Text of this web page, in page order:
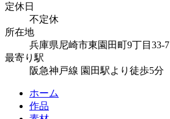
定休日
不定休
所在地
兵庫県尼崎市東園田町9丁目33-7
最寄り駅
阪急神戸線 園田駅より徒歩5分
ホーム
作品